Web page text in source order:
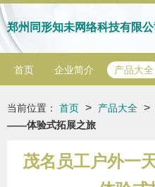
郑州同形知未网络科技有限公
首页 企业简介 产品大全
当前位置： 首页 > 产品大全 >
——体验式拓展之旅
茂名员工户外一